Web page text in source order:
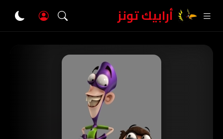
أرابيك تونز